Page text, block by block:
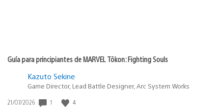
Guía para principiantes de MARVEL Tōkon: Fighting Souls
Kazuto Sekine
Game Director, Lead Battle Designer, Arc System Works
Fecha
21/07/2026 1 4